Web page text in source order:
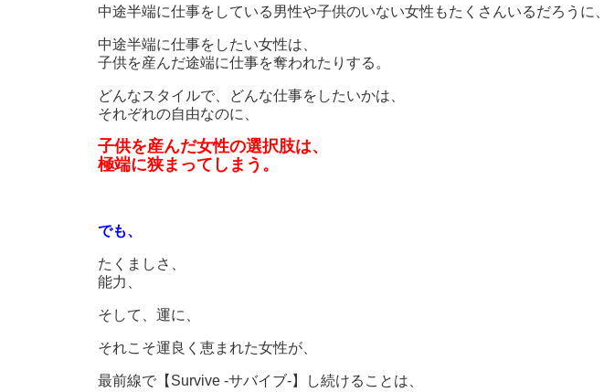
中途半端に仕事をしている男性や子供のいない女性もたくさんいるだろうに、
中途半端に仕事をしたい女性は、
子供を産んだ途端に仕事を奪われたりする。
どんなスタイルで、どんな仕事をしたいかは、
それぞれの自由なのに、
子供を産んだ女性の選択肢は、
極端に狭まってしまう。
でも、
たくましさ、
能力、
そして、運に、
それこそ運良く恵まれた女性が、
最前線で【Survive -サバイブ-】し続けることは、